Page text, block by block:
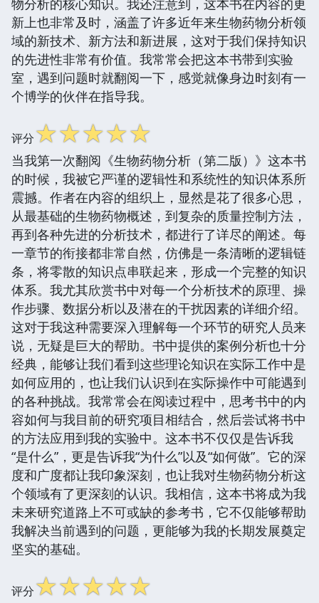
物分析的核心知识。我还注意到，这本书在内容的更
新上也非常及时，涵盖了许多近年来生物药物分析领
域的新技术、新方法和新进展，这对于我们保持知识
的先进性非常有价值。我常常会把这本书带到实验
室，遇到问题时就翻阅一下，感觉就像身边时刻有一
个博学的伙伴在指导我。
评分☆☆☆☆☆
当我第一次翻阅《生物药物分析（第二版）》这本书
的时候，我被它严谨的逻辑性和系统性的知识体系所
震撼。作者在内容的组织上，显然是花了很多心思，
从最基础的生物药物概述，到复杂的质量控制方法，
再到各种先进的分析技术，都进行了详尽的阐述。每
一章节的衔接都非常自然，仿佛是一条清晰的逻辑链
条，将零散的知识点串联起来，形成一个完整的知识
体系。我尤其欣赏书中对每一个分析技术的原理、操
作步骤、数据分析以及潜在的干扰因素的详细介绍。
这对于我这种需要深入理解每一个环节的研究人员来
说，无疑是巨大的帮助。书中提供的案例分析也十分
经典，能够让我们看到这些理论知识在实际工作中是
如何应用的，也让我们认识到在实际操作中可能遇到
的各种挑战。我常常会在阅读过程中，思考书中的内
容如何与我目前的研究项目相结合，然后尝试将书中
的方法应用到我的实验中。这本书不仅仅是告诉我
“是什么”，更是告诉我“为什么”以及“如何做”。它的深
度和广度都让我印象深刻，也让我对生物药物分析这
个领域有了更深刻的认识。我相信，这本书将成为我
未来研究道路上不可或缺的参考书，它不仅能够帮助
我解决当前遇到的问题，更能够为我的长期发展奠定
坚实的基础。
评分☆☆☆☆☆